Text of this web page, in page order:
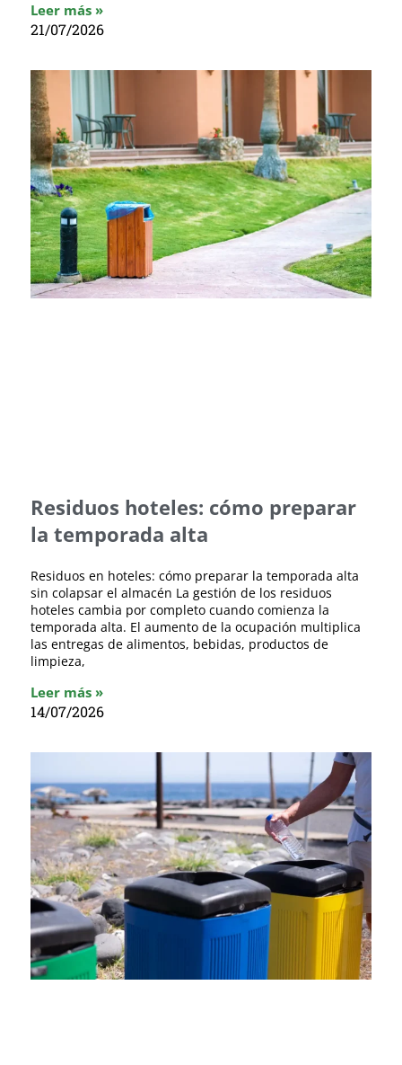
Leer más »
21/07/2026
Residuos hoteles: cómo preparar
la temporada alta
Residuos en hoteles: cómo preparar la temporada alta
sin colapsar el almacén La gestión de los residuos
hoteles cambia por completo cuando comienza la
temporada alta. El aumento de la ocupación multiplica
las entregas de alimentos, bebidas, productos de
limpieza,
Leer más »
14/07/2026